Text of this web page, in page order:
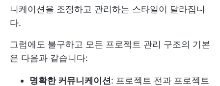
니케이션을 조정하고 관리하는 스타일이 달라집니
다.
그럼에도 불구하고 모든 프로젝트 관리 구조의 기본
은 다음과 같습니다:
명확한 커뮤니케이션 : 프로젝트 전과 프로젝트